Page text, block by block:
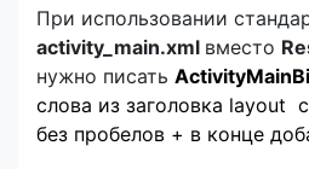
При использовании
activity_main.xml вместо
нужно писать
слова из заголовка layout
без пробелов + в конце